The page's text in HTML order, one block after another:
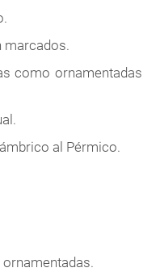
marcados.
como ornamentadas
al Pérmico.